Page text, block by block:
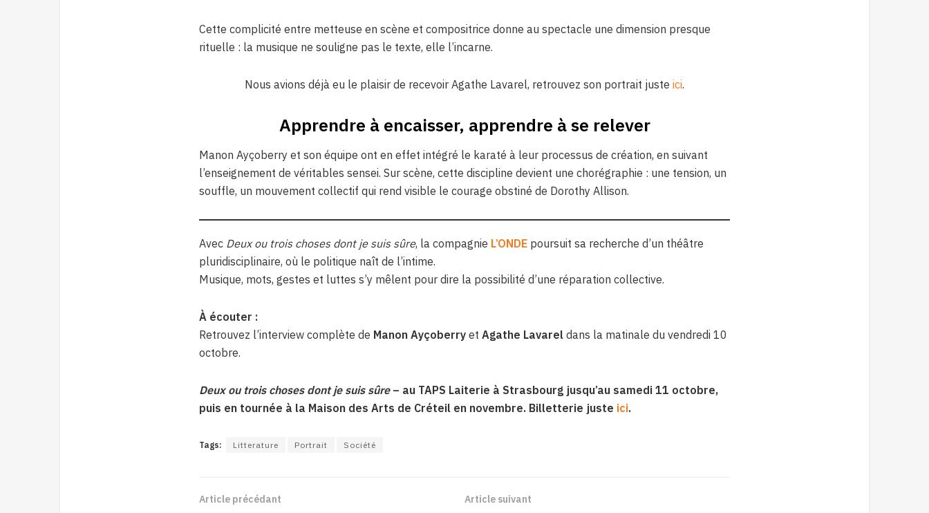
Cette complicité entre metteuse en scène et compositrice donne au spectacle une dimension presque
rituelle : la musique ne souligne pas le texte, elle l’incarne.
Nous avions déjà eu le plaisir de recevoir Agathe Lavarel, retrouvez son portrait juste ici.
Apprendre à encaisser, apprendre à se relever
Manon Ayçoberry et son équipe ont en effet intégré le karaté à leur processus de création, en suivant
l’enseignement de véritables sensei. Sur scène, cette discipline devient une chorégraphie : une tension, un
souffle, un mouvement collectif qui rend visible le courage obstiné de Dorothy Allison.
Avec Deux ou trois choses dont je suis sûre, la compagnie L’ONDE poursuit sa recherche d’un théâtre
pluridisciplinaire, où le politique naît de l’intime.
Musique, mots, gestes et luttes s’y mêlent pour dire la possibilité d’une réparation collective.
À écouter :
Retrouvez l’interview complète de Manon Ayçoberry et Agathe Lavarel dans la matinale du vendredi 10
octobre.
Deux ou trois choses dont je suis sûre– au TAPS Laiterie à Strasbourg jusqu’au samedi 11 octobre,
puis en tournée à la Maison des Arts de Créteil en novembre. Billetterie juste ici.
Tags: Litterature Portrait Société
Article précédant Article suivant